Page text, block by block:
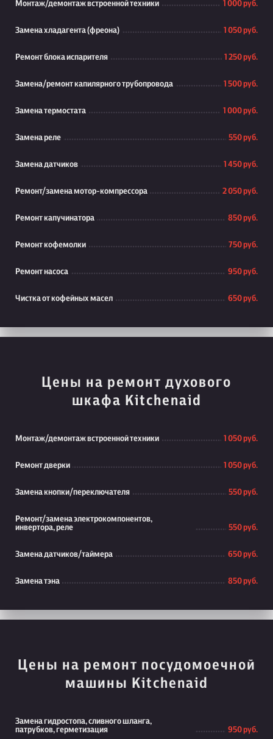
Монтаж/демонтаж встроенной техники 1 000 руб.
Замена хладагента (фреона) 1 050 руб.
Ремонт блока испарителя 1 250 руб.
Замена/ремонт капилярного трубопровода 1 500 руб.
Замена термостата 1 000 руб.
Замена реле 550 руб.
Замена датчиков 1 450 руб.
Ремонт/замена мотор-компрессора 2 050 руб.
Ремонт капучинатора 850 руб.
Ремонт кофемолки 750 руб.
Ремонт насоса 950 руб.
Чистка от кофейных масел 650 руб.
Цены на ремонт духового
шкафа Kitchenaid
Монтаж/демонтаж встроенной техники 1 050 руб.
Ремонт дверки 1 050 руб.
Замена кнопки/переключателя 550 руб.
Ремонт/замена электрокомпонентов,
инвертора, реле
550 руб.
Замена датчиков/таймера 650 руб.
Замена тэна 850 руб.
Цены на ремонт посудомоечной
машины Kitchenaid
Замена гидростопа, сливного шланга,
патрубков, герметизация
950 руб.